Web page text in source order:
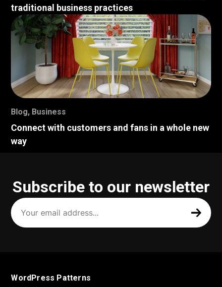
traditional business practices
Blog, Business
Connect with customers and fans in a whole new
way
Subscribe to our newsletter
Your
email
address
(Required)
WordPress Patterns